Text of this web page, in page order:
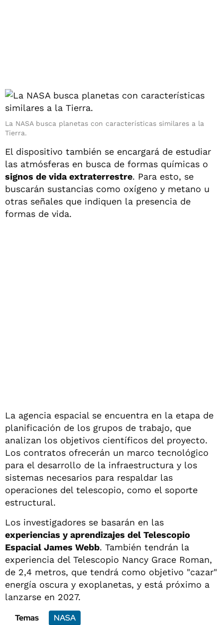
La NASA busca planetas con características similares a la
Tierra.
El dispositivo también se encargará de estudiar
las atmósferas en busca de formas químicas o
signos de vida extraterrestre. Para esto, se
buscarán sustancias como oxígeno y metano u
otras señales que indiquen la presencia de
formas de vida.
La agencia espacial se encuentra en la etapa de
planificación de los grupos de trabajo, que
analizan los objetivos científicos del proyecto.
Los contratos ofrecerán un marco tecnológico
para el desarrollo de la infraestructura y los
sistemas necesarios para respaldar las
operaciones del telescopio, como el soporte
estructural.
Los investigadores se basarán en las
experiencias y aprendizajes del Telescopio
Espacial James Webb. También tendrán la
experiencia del Telescopio Nancy Grace Roman,
de 2,4 metros, que tendrá como objetivo "cazar"
energía oscura y exoplanetas, y está próximo a
lanzarse en 2027.
Temas
NASA